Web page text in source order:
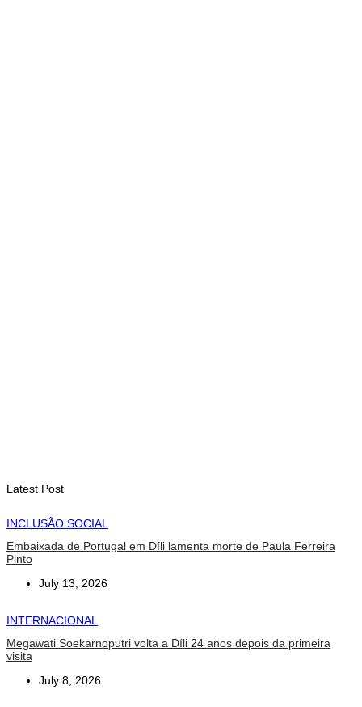
Latest Post
INCLUSÃO SOCIAL
Embaixada de Portugal em Díli lamenta morte de Paula Ferreira
Pinto
July 13, 2026
INTERNACIONAL
Megawati Soekarnoputri volta a Díli 24 anos depois da primeira
visita
July 8, 2026